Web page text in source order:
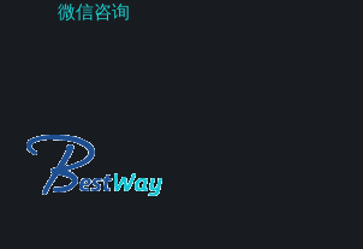
微信咨询